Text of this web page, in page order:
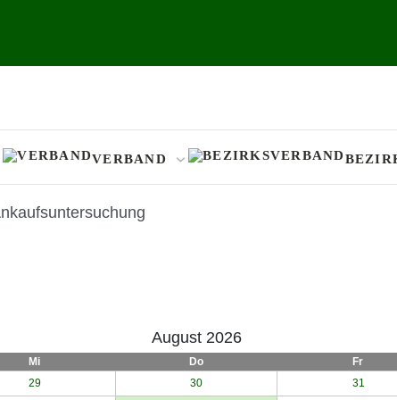
VERBAND
August 2026
Mi Do Fr
29 30 31